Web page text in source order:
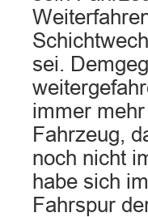
sei.
immer
Fahrzeug,
noch nicht
habe sich
Fahrspur